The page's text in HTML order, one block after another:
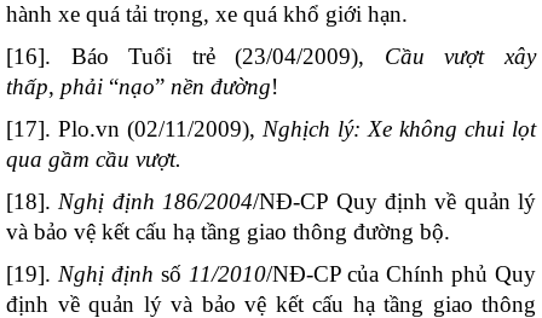
hành xe quá tải trọng, xe quá khổ giới hạn.
[16].
Báo Tuổi trẻ (23/04/2009), Cầu vượt xây
thấp, phải “nạo” nền đường!
[17]. Plo.vn (02/11/2009), Nghịch lý: Xe không chui lọt
qua gầm cầu vượt.
[18]. Nghị định 186/2004/NĐ-CP Quy định về quản lý
và bảo vệ kết cấu hạ tầng giao thông đường bộ.
[19]. Nghị định số 11/2010/NĐ-CP của Chính phủ Quy
định về quản lý và bảo vệ kết cấu hạ tầng giao thông